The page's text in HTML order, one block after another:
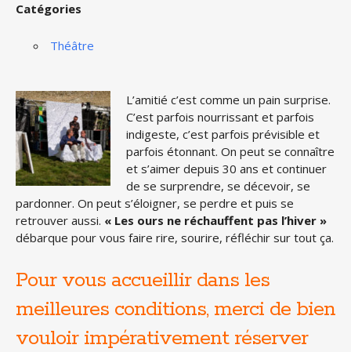
Catégories
Théâtre
L’amitié c’est comme un pain surprise.
C’est parfois nourrissant et parfois
indigeste, c’est parfois prévisible et
parfois étonnant. On peut se connaître
et s’aimer depuis 30 ans et continuer
de se surprendre, se décevoir, se
pardonner. On peut s’éloigner, se perdre et puis se
retrouver aussi. « Les ours ne réchauffent pas l’hiver »
débarque pour vous faire rire, sourire, réfléchir sur tout ça.
Pour vous accueillir dans les
meilleures conditions, merci de bien
vouloir impérativement réserver